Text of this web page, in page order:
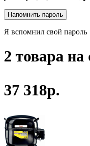
Я вспомнил свой пароль
2 товара
37 318р.